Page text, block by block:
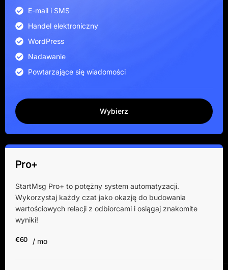
E-mail i SMS
Handel elektroniczny
WordPress
Nadawanie
Powtarzające się wiadomości
Wybierz
Pro+
StartMsg Pro+ to potężny system automatyzacji.
Wykorzystaj każdy czat jako okazję do budowania
wartościowych relacji z odbiorcami i osiągaj znakomite
wyniki!
€60 / mo